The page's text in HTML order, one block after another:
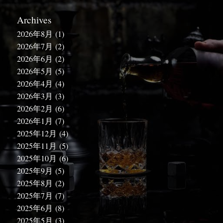
Archives
2026年8月 (1)
2026年7月(2)
2026年6月 (2)
2026年5月 (5)
2026年4月 (4)
2026年3月 (3)
2026年2月 (6)
2026年1月 (7)
2025年12月 (4)
2025年11月 (5)
2025年10月 (6)
2025年9月 (5)
2025年8月 (2)
2025年7月 (7)
2025年6月 (8)
2025年5月 (3)